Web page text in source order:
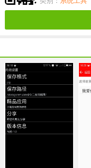
仙侠网游
手游辅助
儿童教育